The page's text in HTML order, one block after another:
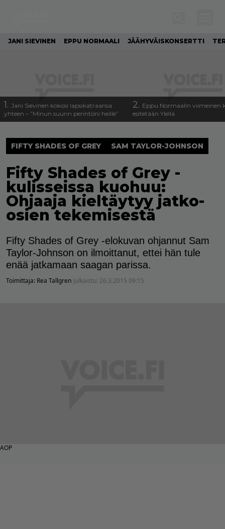
JANI SIEVINEN EPPU NORMAALI JÄÄHYVÄISKONSERTTI
1. Jani Sievinen kokosi lapsikatraansa
yhteen – ”Minun suurin perintöni heille”
2. Eppu Normaalin viimeinen
esitetään Ylellä
FIFTY SHADES OF GREY SAM TAYLOR-JOHNSON
Fifty Shades of Grey -
kulisseissa kuohuu:
Ohjaaja kieltäytyy jatko-
osien tekemisestä
Fifty Shades of Grey -elokuvan ohjannut Sam
Taylor-Johnson on ilmoittanut, ettei hän tule
enää jatkamaan saagan parissa.
Toimittaja: Rea Tallgren Julkaistu: 26.3.2015 09:15
AOP